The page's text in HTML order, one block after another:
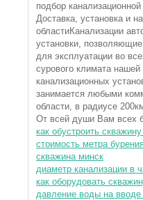
подбор
Доставка, установка и
областиКанализации
установки,
для эксплуатации во
сурового климата
канализационных
занимается любыми
области, в радиусе
От всей души Вам всех
как обустроить
стоимость метра
скважина минск
диаметр канализации в
как оборудовать
давление воды на